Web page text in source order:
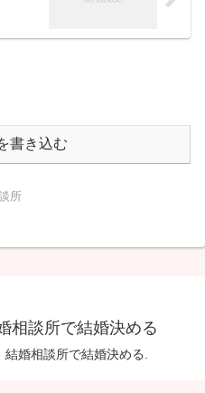
書き込む
所
相談所で結婚決める
婚相談所で結婚決める.